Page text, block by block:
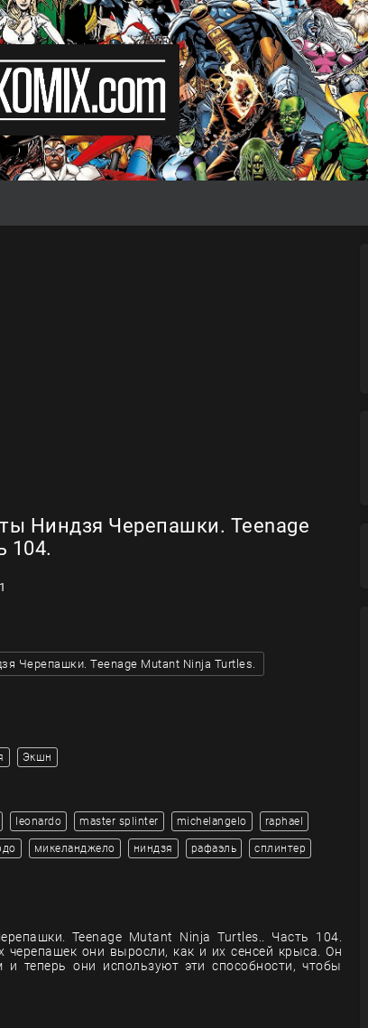
Ниндзя Черепашки. Teenage
104.
Черепашки. Teenage Mutant Ninja Turtles.
Экшн
leonardo master splinter michelangelo raphael
микеланджело ниндзя рафаэль сплинтер
Teenage Mutant Ninja Turtles.. Часть 104.
черепашек они выросли, как и их сенсей крыса. Он
и теперь они используют эти способности, чтобы